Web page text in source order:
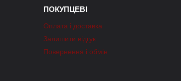
ПОКУПЦЕВІ
Оплата і доставка
Залишити відгук
Повернення і обмін